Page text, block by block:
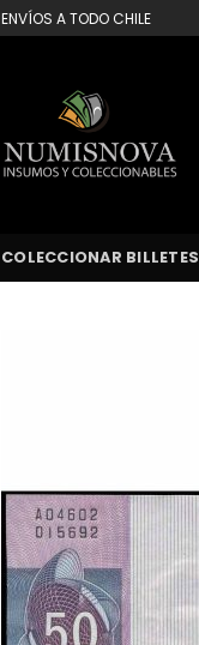
ENVÍOS A TODO CHILE
COLECCIONAR BILLETES